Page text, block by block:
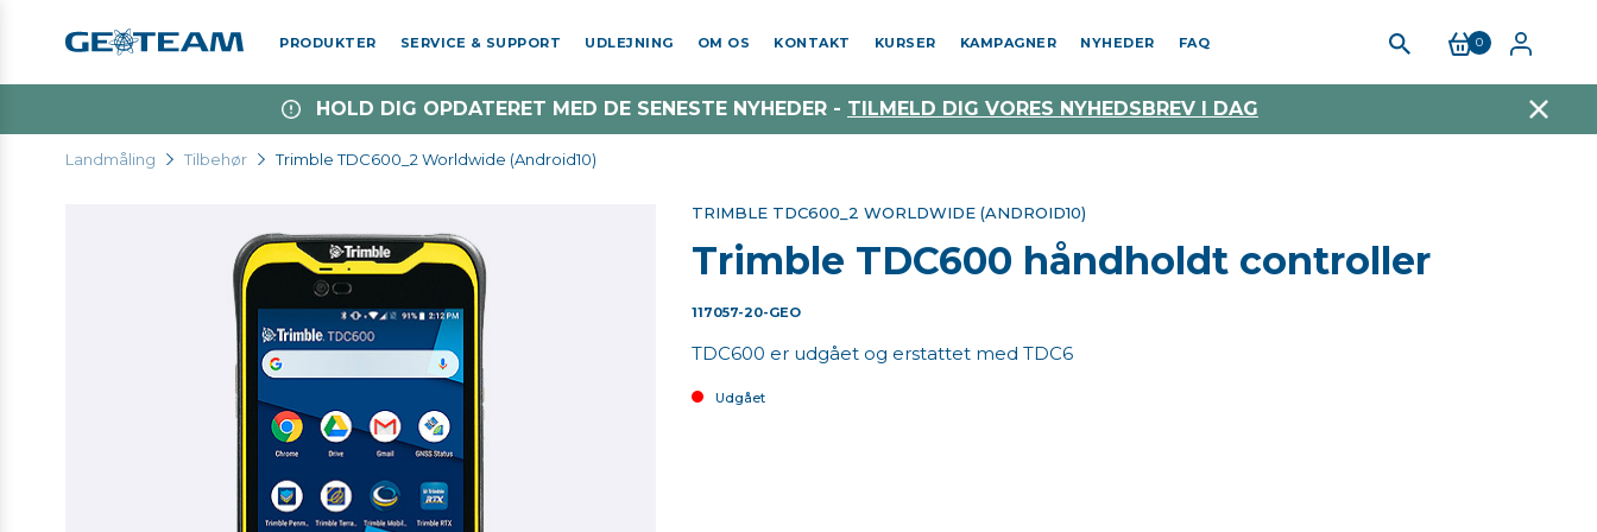
PRODUKTER SERVICE & SUPPORT UDLEJNING OM OS KONTAKT KURSER KAMPAGNER NYHEDER FAQ 0
HOLD DIG OPDATERET MED DE SENESTE NYHEDER - TILMELD DIG VORES NYHEDSBREV I DAG
Landmåling Tilbehør Trimble TDC600_2 Worldwide (Android10)
TRIMBLE TDC600_2 WORLDWIDE (ANDROID10)
Trimble TDC600 håndholdt controller
117057-20-GEO
TDC600 er udgået og erstattet med TDC6
Udgået